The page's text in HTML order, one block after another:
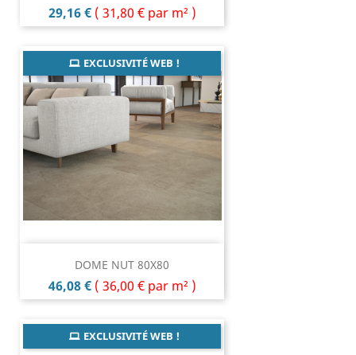
Prix
29,16 € ( 31,80 € par m² )
DOME NUT 80X80
Prix
46,08 € ( 36,00 € par m² )
EXCLUSIVITÉ WEB !
EXCLUSIVITÉ WEB !